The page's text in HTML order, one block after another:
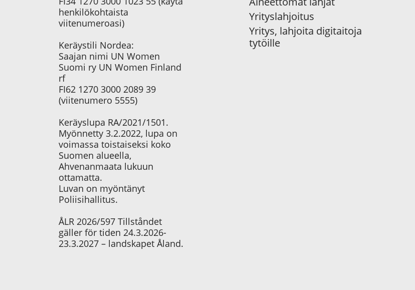
henkilökohtaista
viitenumeroasi)
Keräystili Nordea:
Saajan nimi UN Women
Suomi ry UN Women Finland
rf
FI62 1270 3000 2089 39
(viitenumero 5555)
Keräyslupa RA/2021/1501.
Myönnetty 3.2.2022, lupa on
voimassa toistaiseksi koko
Suomen alueella,
Ahvenanmaata lukuun
ottamatta.
Luvan on myöntänyt
Poliisihallitus.
ÅLR 2026/597 Tillståndet
gäller för tiden 24.3.2026-
23.3.2027 – landskapet Åland.
Yrityslahjoitus
Yritys, lahjoita digitaitoja
tytöille